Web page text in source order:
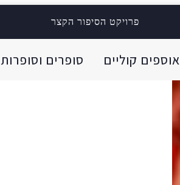
פרויקט הסיפור הקצר
אוספים קוליים סופרים וסופרות